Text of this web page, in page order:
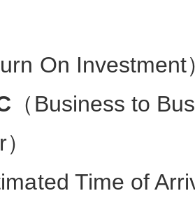
On
（Business to
Time of